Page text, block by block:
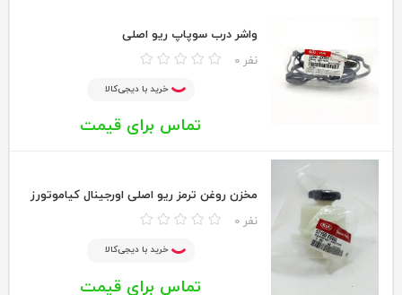
واشر درب سوپاپ ریو اصلی
0 نفر
خرید با دیجی‌کالا
تماس برای قیمت
مخزن روغن ترمز ریو اصلی اورجینال کیاموتورز
0 نفر
خرید با دیجی‌کالا
تماس برای قیمت